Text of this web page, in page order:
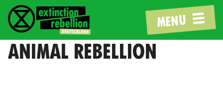
MENU
ANIMAL REBELLION